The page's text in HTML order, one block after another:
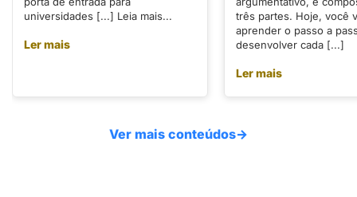
universidades [...] Leia mais...
Ler mais
três partes. Hoje, você
aprender o passo a
desenvolver cada [...]
Ler mais
Ver mais conteúdos→